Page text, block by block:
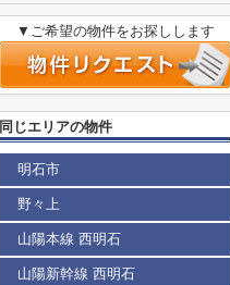
▼ご希望の物件をお探しします
同じエリアの物件
明石市
野々上
山陽本線 西明石
山陽新幹線 西明石